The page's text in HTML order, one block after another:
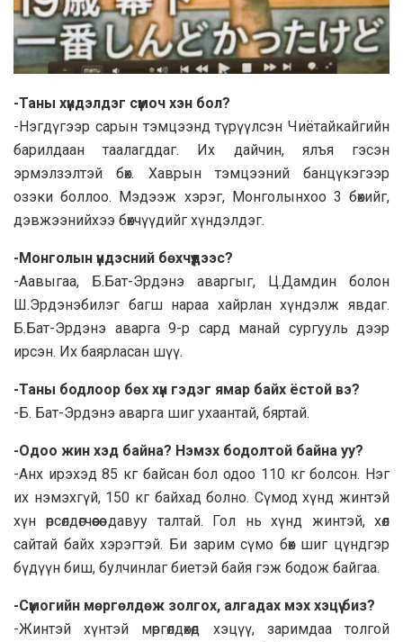
-Таны хүндэлдэг сүмоч хэн бол?
-Нэгдүгээр сарын тэмцээнд түрүүлсэн Чиётайкайгийн
барилдаан таалагддаг. Их дайчин, ялъя гэсэн
эрмэлзэлтэй бөх. Хаврын тэмцээний банцүкэгээр
озэки боллоо. Мэдээж хэрэг, Монголынхоо 3 бөхийг,
дэвжээнийхээ бөхчүүдийг хүндэлдэг.
-Монголын үндэсний бөхчүүдээс?
-Аавыгаа, Б.Бат-Эрдэнэ аваргыг, Ц.Дамдин болон
Ш.Эрдэнэбилэг багш нараа хайрлан хүндэлж явдаг.
Б.Бат-Эрдэнэ аварга 9-р сард манай сургууль дээр
ирсэн. Их баярласан шүү.
-Таны бодлоор бөх хүн гэдэг ямар байх ёстой вэ?
-Б. Бат-Эрдэнэ аварга шиг ухаантай, бяртай.
-Одоо жин хэд байна? Нэмэх бодолтой байна уу?
-Анх ирэхэд 85 кг байсан бол одоо 110 кг болсон. Нэг
их нэмэхгүй, 150 кг байхад болно. Сүмод хүнд жинтэй
хүн өрсөлдөгчөөсөө давуу талтай. Гол нь хүнд жинтэй, хөл
сайтай байх хэрэгтэй. Би зарим сүмо бөх шиг цүндгэр
бүдүүн биш, булчинлаг биетэй байя гэж бодож байгаа.
-Сүмогийн мөргөлдөж золгох, алгадах мэх хэцүү биз?
-Жинтэй хүнтэй мөргөлдөхөд хэцүү, заримдаа толгой